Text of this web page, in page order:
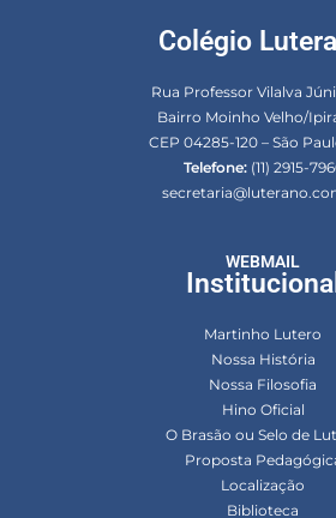
Colégio
Rua Professor Vilalva
Bairro Moinho Velho/
CEP 04285-120 – São
Telefone:(11) 2915-
WEBMAIL
Institucional
Martinho Lutero
Nossa História
Nossa Filosofia
Hino Oficial
O Brasão ou Selo de
Proposta
Localização
Biblioteca